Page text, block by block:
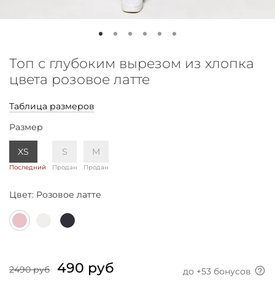
Топ с глубоким вырезом из хлопка
цвета розовое латте
Таблица размеров
Размер
XS
Последний
S
Продан
M
Продан
Цвет: Розовое латте
2490 руб 490 руб до +53 бонусов